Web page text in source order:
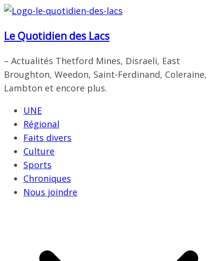
Passer
contenu
Le Quotidien des Lacs
– Actualités Thetford Mines, Disraeli, East
Broughton, Weedon, Saint-Ferdinand, Coleraine,
Lambton et encore plus.
UNE
Régional
Faits divers
Culture
Sports
Chroniques
Nous joindre